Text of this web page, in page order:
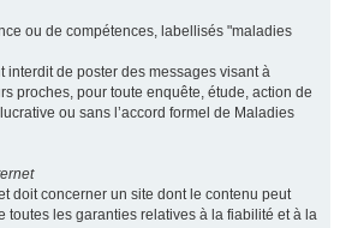
ou de compétences, labellisés "maladies
interdit de poster des messages visant à
proches, pour toute enquête, étude, action de
ou sans l’accord formel de Maladies
doit concerner un site dont le contenu peut
toutes les garanties relatives à la fiabilité et à la